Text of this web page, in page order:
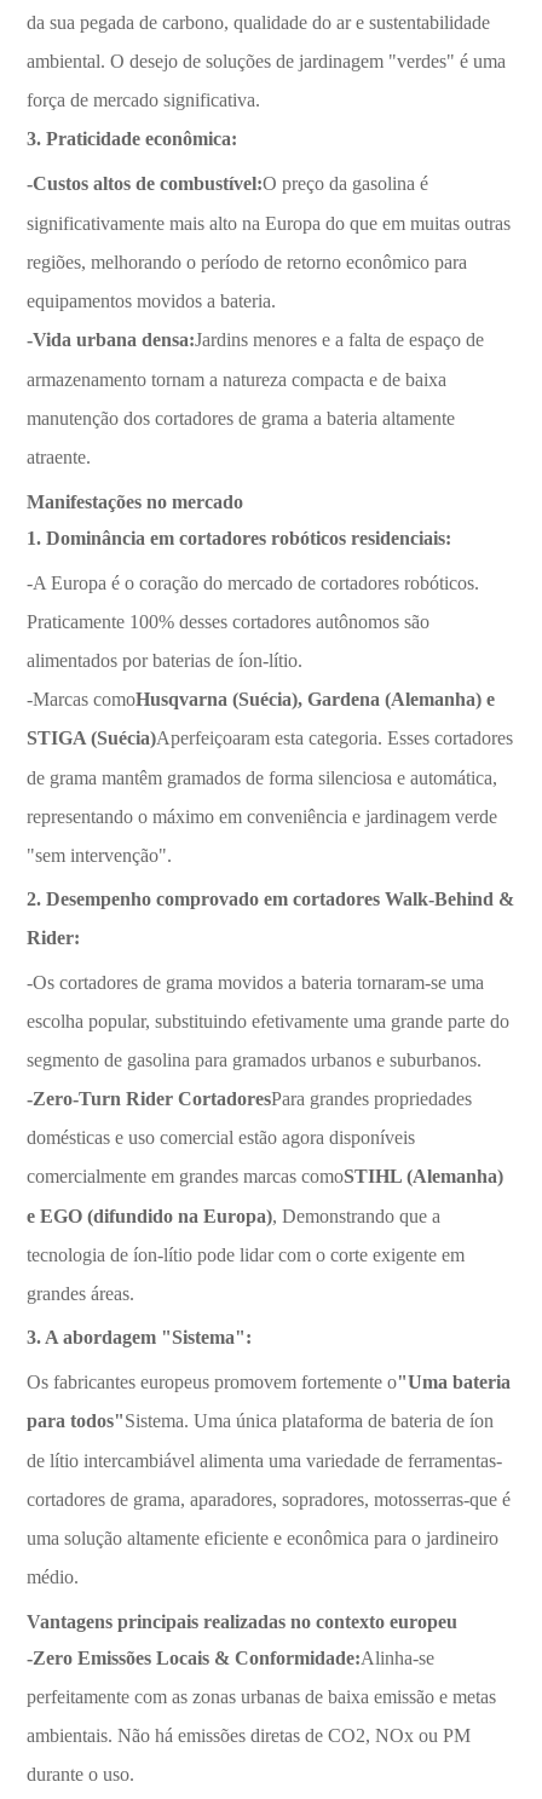
da sua pegada de carbono, qualidade do ar e sustentabilidade
ambiental. O desejo de soluções de jardinagem "verdes" é uma
força de mercado significativa.
3. Praticidade econômica:
-Custos altos de combustível:O preço da gasolina é
significativamente mais alto na Europa do que em muitas outras
regiões, melhorando o período de retorno econômico para
equipamentos movidos a bateria.
-Vida urbana densa:Jardins menores e a falta de espaço de
armazenamento tornam a natureza compacta e de baixa
manutenção dos cortadores de grama a bateria altamente
atraente.
Manifestações no mercado
1. Dominância em cortadores robóticos residenciais:
-A Europa é o coração do mercado de cortadores robóticos.
Praticamente 100% desses cortadores autônomos são
alimentados por baterias de íon-lítio.
-Marcas comoHusqvarna (Suécia), Gardena (Alemanha) e
STIGA (Suécia)Aperfeiçoaram esta categoria. Esses cortadores
de grama mantêm gramados de forma silenciosa e automática,
representando o máximo em conveniência e jardinagem verde
"sem intervenção".
2. Desempenho comprovado em cortadores Walk-Behind &
Rider:
-Os cortadores de grama movidos a bateria tornaram-se uma
escolha popular, substituindo efetivamente uma grande parte do
segmento de gasolina para gramados urbanos e suburbanos.
-Zero-Turn Rider CortadoresPara grandes propriedades
domésticas e uso comercial estão agora disponíveis
comercialmente em grandes marcas comoSTIHL (Alemanha)
e EGO (difundido na Europa), Demonstrando que a
tecnologia de íon-lítio pode lidar com o corte exigente em
grandes áreas.
3. A abordagem "Sistema":
Os fabricantes europeus promovem fortemente o"Uma bateria
para todos"Sistema. Uma única plataforma de bateria de íon
de lítio intercambiável alimenta uma variedade de ferramentas-
cortadores de grama, aparadores, sopradores, motosserras-que é
uma solução altamente eficiente e econômica para o jardineiro
médio.
Vantagens principais realizadas no contexto europeu
-Zero Emissões Locais & Conformidade:Alinha-se
perfeitamente com as zonas urbanas de baixa emissão e metas
ambientais. Não há emissões diretas de CO2, NOx ou PM
durante o uso.